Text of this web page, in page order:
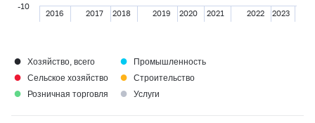
2016 2017 2018 2019 2020 2021 2022 2023
-10
● Хозяйство, всего ● Промышленность
● Сельское хозяйство ● Строительство
● Розничная торговля ● Услуги